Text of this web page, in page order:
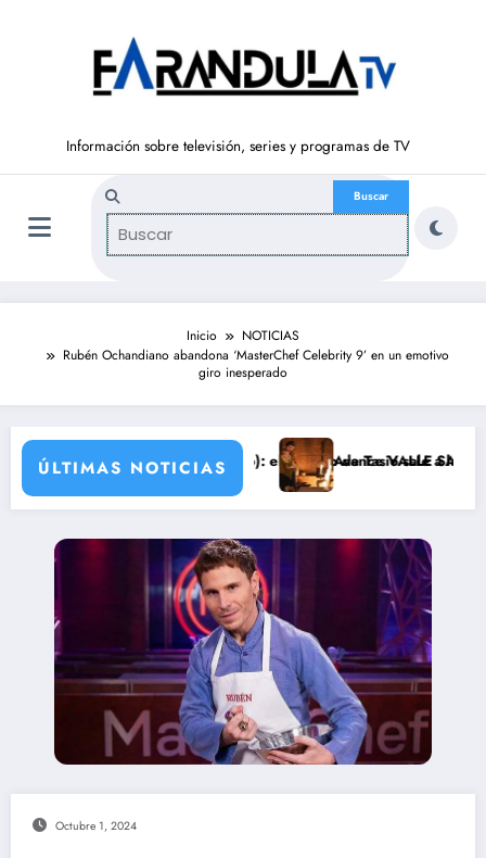
Información sobre televisión, series y programas de TV
Inicio
NOTICIAS
Rubén Ochandiano abandona ‘MasterChef Celebrity 9’ en un emotivo
giro inesperado
ÚLTIMAS NOTICIAS
(del 10 al 14de agosto): el secreto de Tasio sale a la luz
Avance VALLE SALVAJE (10 de
Octubre 1, 2024